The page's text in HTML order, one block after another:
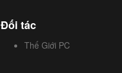
Đối tác
Thế Giới PC